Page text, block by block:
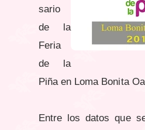
sario
de la
Feria
de la
Piña en Loma Bonita
Entre los datos que